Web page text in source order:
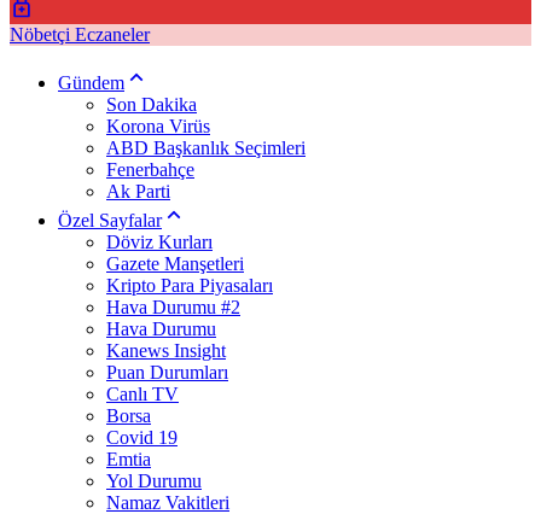
Nöbetçi Eczaneler
Gündem
Son Dakika
Korona Virüs
ABD Başkanlık Seçimleri
Fenerbahçe
Ak Parti
Özel Sayfalar
Döviz Kurları
Gazete Manşetleri
Kripto Para Piyasaları
Hava Durumu #2
Hava Durumu
Kanews Insight
Puan Durumları
Canlı TV
Borsa
Covid 19
Emtia
Yol Durumu
Namaz Vakitleri